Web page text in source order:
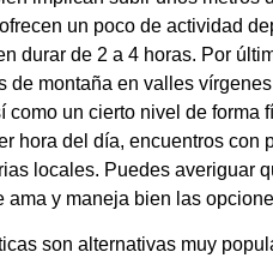
un poco de actividad
durar de 2 a 4 horas. Por
de montaña en valles
como un cierto nivel de forma
hora del día, encuentros con
locales. Puedes averiguar
ama y maneja bien las
son alternativas muy